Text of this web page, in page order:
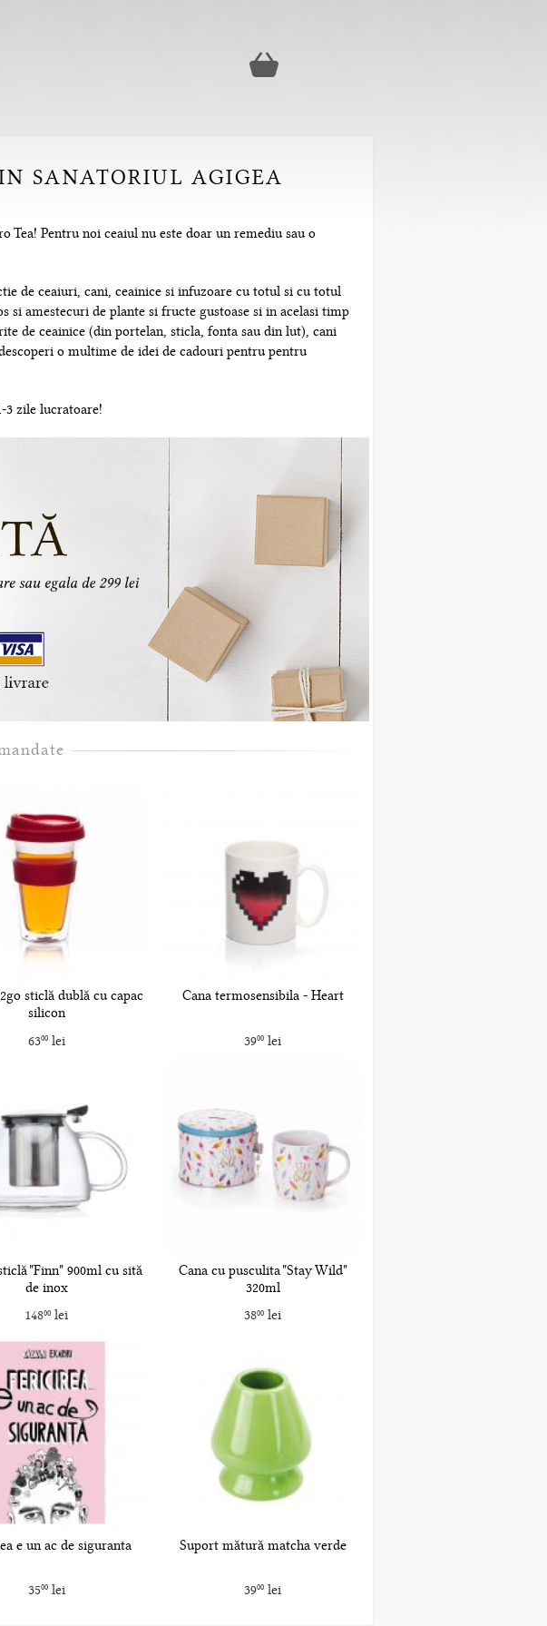
SANATORIUL AGIGEA
Tea! Pentru noi ceaiul nu este doar un remediu sau o
de ceaiuri, cani, ceainice si infuzoare cu totul si cu totul
amestecuri de plante si fructe gustoase si in acelasi timp
de ceainice (din portelan, sticla, fonta sau din lut), cani
o multime de idei de cadouri pentru pentru
zile lucratoare!
sticlă dublă cu capac
silicon
6300lei
Cana termosensibila - Heart
3900lei
"Finn" 900ml cu sită
de inox
14800 lei
Cana cu pusculita "Stay Wild"
320ml
3800lei
e un ac de siguranta
3500lei
Suport mătură matcha verde
3900lei